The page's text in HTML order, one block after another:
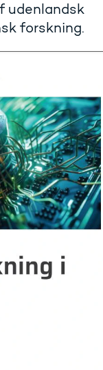
udenlandsk
forskning.